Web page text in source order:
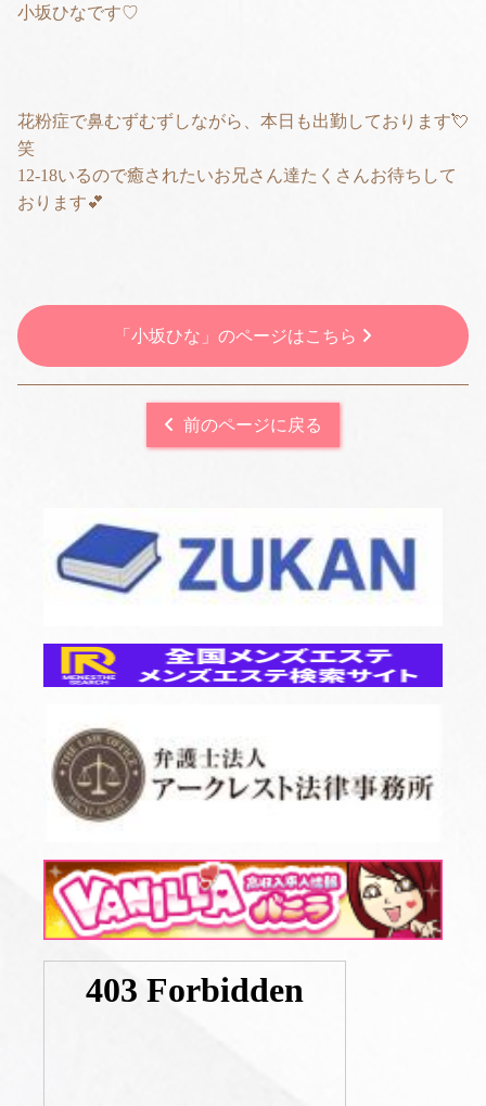
小坂ひなです♡
花粉症で鼻むずむずしながら、本日も出勤しております💘
笑
12-18いるので癒されたいお兄さん達たくさんお待ちして
おります💕
「小坂ひな」のページはこちら
前のページに戻る